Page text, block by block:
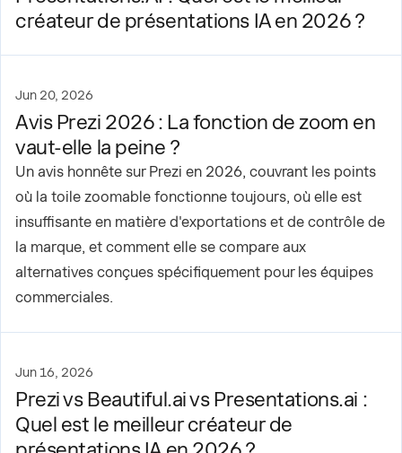
créateur de présentations IA en 2026 ?
Jun 20, 2026
Avis Prezi 2026 : La fonction de zoom en
vaut-elle la peine ?
Un avis honnête sur Prezi en 2026, couvrant les points
où la toile zoomable fonctionne toujours, où elle est
insuffisante en matière d'exportations et de contrôle de
la marque, et comment elle se compare aux
alternatives conçues spécifiquement pour les équipes
commerciales.
Jun 16, 2026
Prezi vs Beautiful.ai vs Presentations.ai :
Quel est le meilleur créateur de